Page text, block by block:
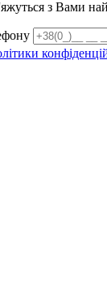
з Вами